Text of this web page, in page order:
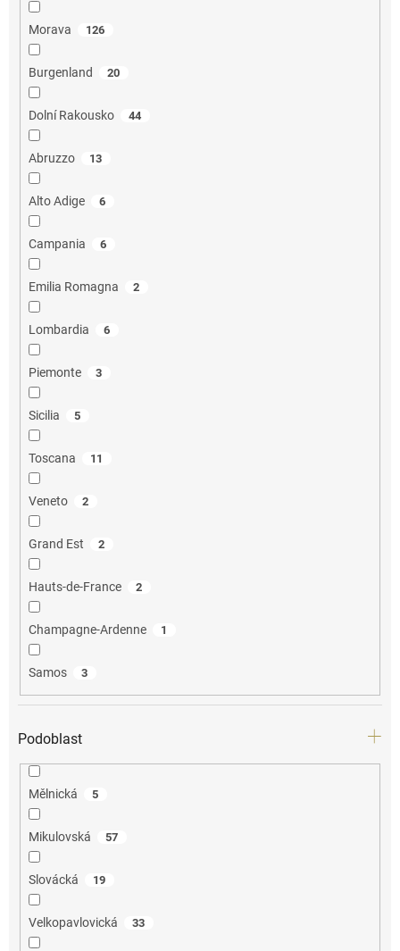
Morava 126
Burgenland 20
Dolní Rakousko 44
Abruzzo 13
Alto Adige 6
Campania 6
Emilia Romagna 2
Lombardia 6
Piemonte 3
Sicilia 5
Toscana 11
Veneto 2
Grand Est 2
Hauts-de-France 2
Champagne-Ardenne 1
Samos 3
Podoblast
Mělnická 5
Mikulovská 57
Slovácká 19
Velkopavlovická 33